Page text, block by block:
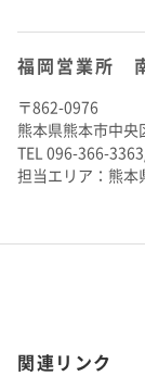
福岡営業所
〒862-0976
熊本県熊本市中
TEL 096-366-
担当エリア：熊本
関連リンク